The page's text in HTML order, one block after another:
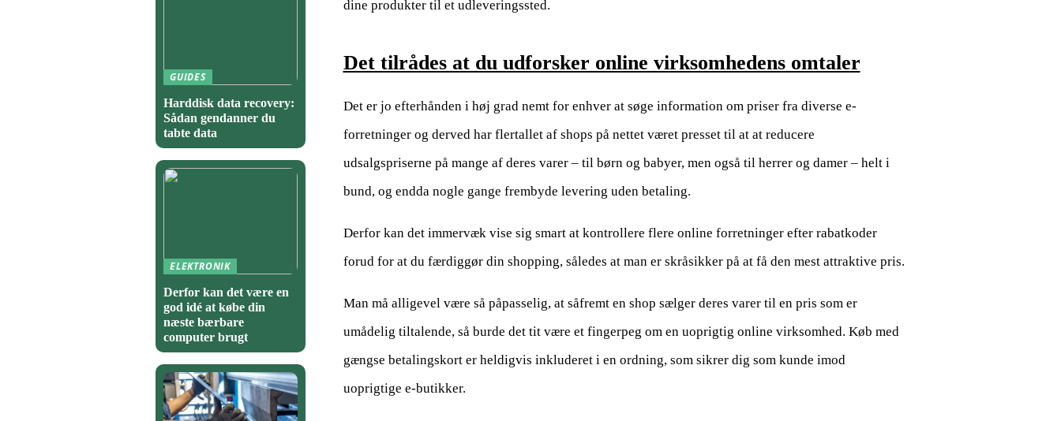
dine produkter til et udleveringssted.
Det tilrådes at du udforsker online virksomhedens omtaler
Det er jo efterhånden i høj grad nemt for enhver at søge information om priser fra diverse e-
forretninger og derved har flertallet af shops på nettet været presset til at at reducere
udsalgspriserne på mange af deres varer – til børn og babyer, men også til herrer og damer – helt i
bund, og endda nogle gange frembyde levering uden betaling.
Derfor kan det immervæk vise sig smart at kontrollere flere online forretninger efter rabatkoder
forud for at du færdiggør din shopping, således at man er skråsikker på at få den mest attraktive pris.
Man må alligevel være så påpasselig, at såfremt en shop sælger deres varer til en pris som er
umådelig tiltalende, så burde det tit være et fingerpeg om en uoprigtig online virksomhed. Køb med
gængse betalingskort er heldigvis inkluderet i en ordning, som sikrer dig som kunde imod
uoprigtige e-butikker.
GUIDES
Harddisk data recovery:
Sådan gendanner du
tabte data
ELEKTRONIK
Derfor kan det være en
god idé at købe din
næste bærbare
computer brugt